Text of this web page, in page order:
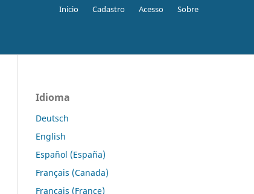
Inicio Cadastro Acesso Sobre
Idioma
Deutsch
English
Español (España)
Français (Canada)
Français (France)